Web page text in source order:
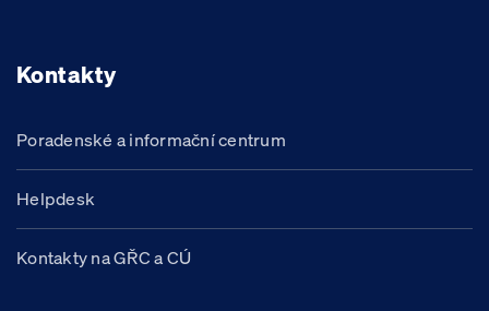
Kontakty
Poradenské a informační centrum
Helpdesk
Kontakty na GŘC a CÚ